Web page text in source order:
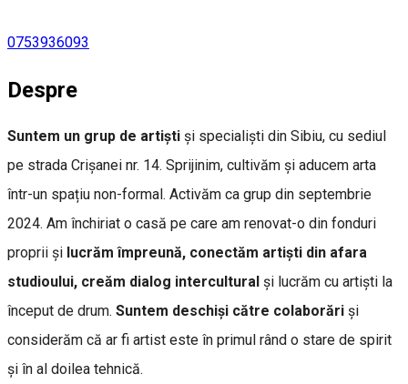
0753936093
Despre
Suntem un grup de artiști și specialiști din Sibiu, cu sediul
pe strada Crișanei nr. 14. Sprijinim, cultivăm și aducem arta
într-un spațiu non-formal. Activăm ca grup din septembrie
2024. Am închiriat o casă pe care am renovat-o din fonduri
proprii și lucrăm împreună, conectăm artiști din afara
studioului, creăm dialog intercultural și lucrăm cu artiști la
început de drum. Suntem deschiși către colaborări și
considerăm că ar fi artist este în primul rând o stare de spirit
și în al doilea tehnică.